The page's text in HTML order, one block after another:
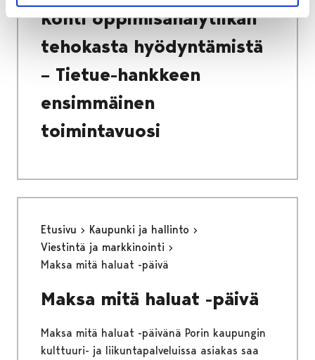
Kohti oppimisanalytiikan
tehokasta hyödyntämistä
– Tietue-hankkeen
ensimmäinen
toimintavuosi
Etusivu
Kaupunki ja hallinto
Viestintä ja markkinointi
Maksa mitä haluat -päivä
Maksa mitä haluat -päivä
Maksa mitä haluat -päivänä Porin kaupungin
kulttuuri- ja liikuntapalveluissa asiakas saa